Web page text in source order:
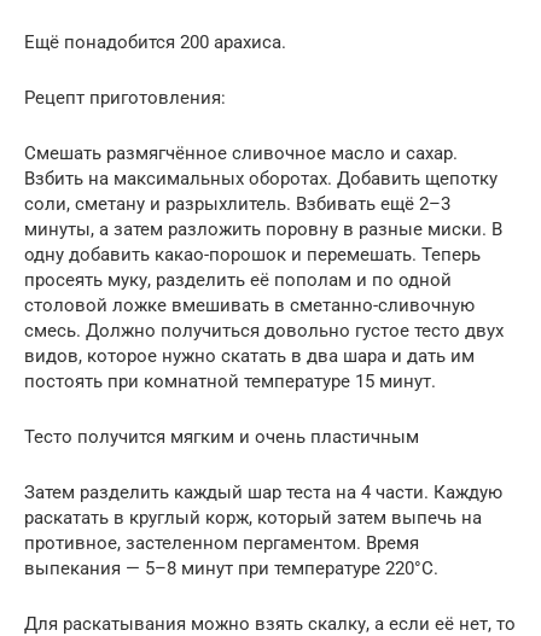
Ещё понадобится 200 арахиса.
Рецепт приготовления:
Смешать размягчённое сливочное масло и сахар.
Взбить на максимальных оборотах. Добавить щепотку
соли, сметану и разрыхлитель. Взбивать ещё 2–3
минуты, а затем разложить поровну в разные миски. В
одну добавить какао-порошок и перемешать. Теперь
просеять муку, разделить её пополам и по одной
столовой ложке вмешивать в сметанно-сливочную
смесь. Должно получиться довольно густое тесто двух
видов, которое нужно скатать в два шара и дать им
постоять при комнатной температуре 15 минут.
Тесто получится мягким и очень пластичным
Затем разделить каждый шар теста на 4 части. Каждую
раскатать в круглый корж, который затем выпечь на
противное, застеленном пергаментом. Время
выпекания — 5–8 минут при температуре 220°С.
Для раскатывания можно взять скалку, а если её нет, то